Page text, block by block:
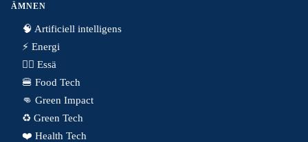
ÄMNEN
🧠 Artificiell intelligens
⚡️ Energi
✍🏼 Essä
🍔 Food Tech
👊 Green Impact
♻️ Green Tech
❤️ Health Tech